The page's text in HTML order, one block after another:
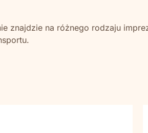
znajdzie na różnego rodzaju